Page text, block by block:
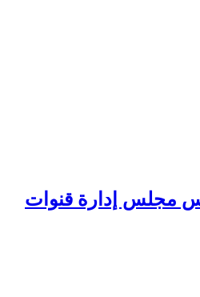
مجلس إدارة قنوات